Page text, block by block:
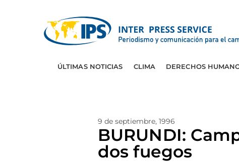
ÚLTIMAS NOTICIAS CLIMA DERECHOS
9 de septiembre, 1996
BURUNDI:
dos fuegos